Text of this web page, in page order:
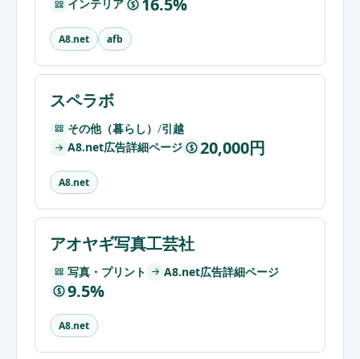
インテリア $
A8.net afb
スペラボ
その他（暮らし） /引越
A8.net広告詳細ページ
$ 20,000円
A8.net
アオヤギ写真工芸社
写真・プリント A8.net広告詳細ページ
$ 9.5%
A8.net